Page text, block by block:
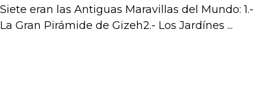
Siete eran las Antiguas Maravillas del Mundo: 1.-
La Gran Pirámide de Gizeh2.- Los Jardínes ...